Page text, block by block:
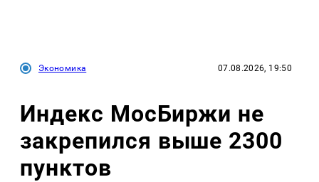
Экономика 07.08.2026, 19:50
Индекс МосБиржи не
закрепился выше 2300
пунктов